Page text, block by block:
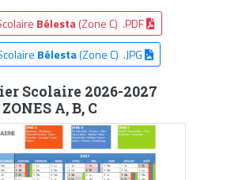
Bélesta(Zone C) .PDF
Bélesta(Zone C) .JPG
Scolaire 2026-2027
ZONES A, B, C